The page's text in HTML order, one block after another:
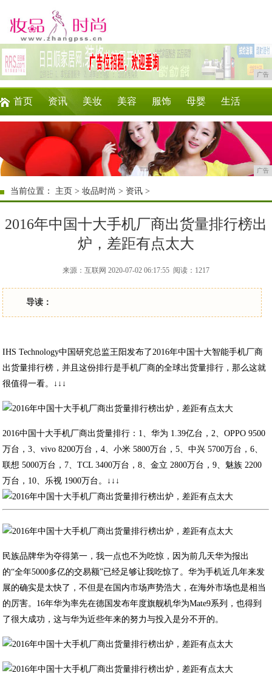
广告
首页 资讯 美妆 美容 服饰 母婴 生活
企业 游戏 商讯 消费 微商
广告
当前位置： 主页 >妆品时尚 > 资讯 >
2016年中国十大手机厂商出货量排行榜出
炉，差距有点太大
来源：互联网 2020-07-02 06:17:55 阅读：1217
导读：
IHS Technology中国研究总监王阳发布了2016年中国十大智能手机厂商
出货量排行榜，并且这份排行是手机厂商的全球出货量排行，那么这就
很值得一看。↓↓↓
2016中国十大手机厂商出货量排行：1、华为 1.39亿台，2、OPPO 9500
万台，3、vivo 8200万台，4、小米 5800万台，5、中兴 5700万台，6、
联想 5000万台，7、TCL 3400万台，8、金立 2800万台，9、魅族 2200
万台，10、乐视 1900万台。↓↓↓
民族品牌华为夺得第一，我一点也不为吃惊，因为前几天华为报出
的“全年5000多亿的交易额”已经足够让我吃惊了。华为手机近几年来发
展的确实是太快了，不但是在国内市场声势浩大，在海外市场也是相当
的厉害。16年华为率先在德国发布年度旗舰机华为Mate9系列，也得到
了很大成功，这与华为近些年来的努力与投入是分不开的。